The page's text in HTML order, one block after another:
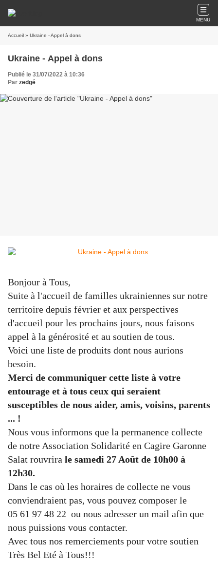
MENU
Accueil » Ukraine - Appel à dons
Ukraine - Appel à dons
Publié le 31/07/2022 à 10:36
Par zedgé
Bonjour à Tous,
Suite à l'accueil de familles ukrainiennes sur notre
territoire depuis février et aux perspectives
d'accueil pour les prochains jours, nous faisons
appel à la générosité et au soutien de tous.
Voici une liste de produits dont nous aurions
besoin.
Merci de communiquer cette liste à votre
entourage et à tous ceux qui seraient
susceptibles de nous aider, amis, voisins, parents
... !
Nous vous informons que la permanence collecte
de notre Association Solidarité en Cagire Garonne
Salat rouvrira le samedi 27 Août de 10h00 à
12h30.
Dans le cas où les horaires de collecte ne vous
conviendraient pas, vous pouvez composer le
05 61 97 48 22 ou nous adresser un mail afin que
nous puissions vous contacter.
Avec tous nos remerciements pour votre soutien
Très Bel Eté à Tous!!!